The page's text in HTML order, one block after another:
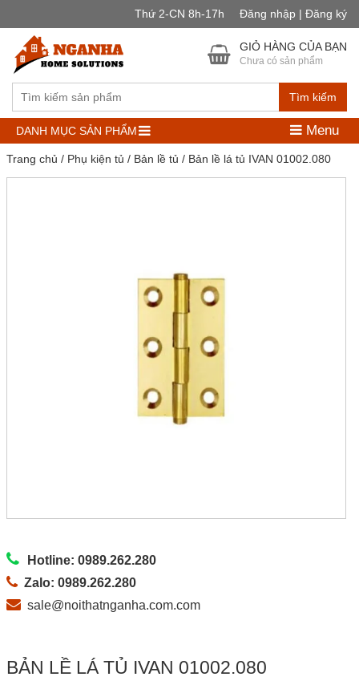
Thứ 2-CN 8h-17h Đăng nhập | Đăng ký
Tìm kiếm
GIỎ HÀNG CỦA BẠN
Chưa có sản phẩm
DANH MỤC SẢN PHẨM Menu
Trang chủ / Phụ kiện tủ / Bản lề tủ / Bản lề lá tủ IVAN 01002.080
Hotline: 0989.262.280
Zalo: 0989.262.280
sale@noithatnganha.com.com
BẢN LỀ LÁ TỦ IVAN 01002.080